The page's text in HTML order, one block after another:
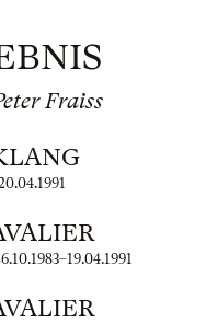
Fraiss
–19.04.1991